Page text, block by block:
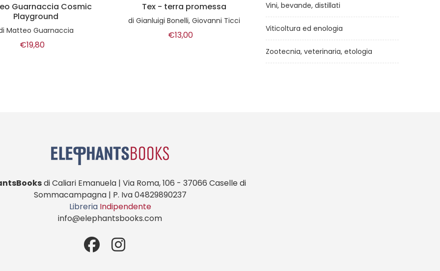
- terra promessa
Bonelli, Giovanni Ticci
€13,00
Animali
diA.A.V.V.
€10,60
InterZona numero 8 - Maggio
1996
dia.a.v.v.
Vini, bevande, distillati
Viticoltura ed enologia
Zootecnia, veterinaria, etologia
di Caliari Emanuela | Via Roma, 106 - 37066 Caselle di
Sommacampagna | P. Iva 04829890237
Libreria Indipendente
info@elephantsbooks.com